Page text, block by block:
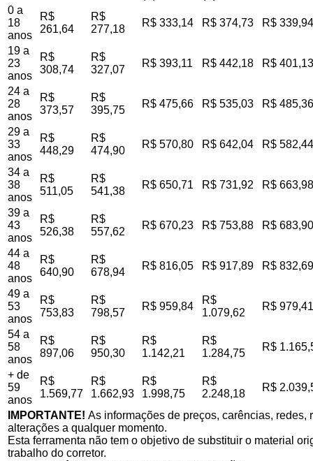
0 a
18
anos
R$
261,64
R$
277,18
R$ 333,14 R$ 374,73 R$ 339,94
19 a
23
anos
R$
308,74
R$
327,07
R$ 393,11 R$ 442,18 R$ 401,13
24 a
28
anos
R$
373,57
R$
395,75
R$ 475,66 R$ 535,03 R$ 485,36
29 a
33
anos
R$
448,29
R$
474,90
R$ 570,80 R$ 642,04 R$ 582,44
34 a
38
anos
R$
511,05
R$
541,38
R$ 650,71 R$ 731,92 R$ 663,98
39 a
43
anos
R$
526,38
R$
557,62
R$ 670,23 R$ 753,88 R$ 683,90
44 a
48
anos
R$
640,90
R$
678,94
R$ 816,05 R$ 917,89 R$ 832,69
49 a
53
anos
R$
753,83
R$
798,57
R$ 959,84
R$
1.079,62
R$ 979,41
54 a
58
anos
R$
897,06
R$
950,30
R$
1.142,21
R$
1.284,75
R$
+ de
59
anos
R$
1.569,77
R$
1.662,93
R$
1.998,75
R$
2.248,18
R$
IMPORTANTE! As informações de preços, carências,
alterações a qualquer momento.
Esta ferramenta não tem o objetivo de substituir o material
trabalho do corretor.